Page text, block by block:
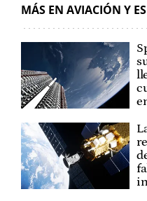
MÁS EN AVIACIÓN Y